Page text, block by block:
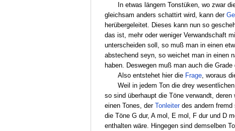
In etwas längern Tonstüken, wo zwar
gleichsam anders schattirt wird, kann der
herübergeleitet. Dieses kann nun so
das ist, mehr oder weniger Verwandschaft
unterscheiden soll, so muß man in einen
abstechend seyn, so weichet man in einen
haben. Deswegen muß man auch die
Also entstehet hier die Frage , woraus
Weil in jedem Ton die drey
so sind überhaupt die Töne verwandt, deren
einen Tones, der Tonleiterdes andern fremd
die Töne G dur, A mol, E mol, F dur und D
enthalten wäre. Hingegen sind demselben